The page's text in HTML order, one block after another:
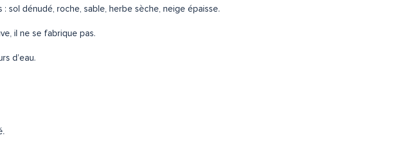
sol dénudé, roche, sable, herbe sèche, neige épaisse.
il ne se fabrique pas.
d’eau.